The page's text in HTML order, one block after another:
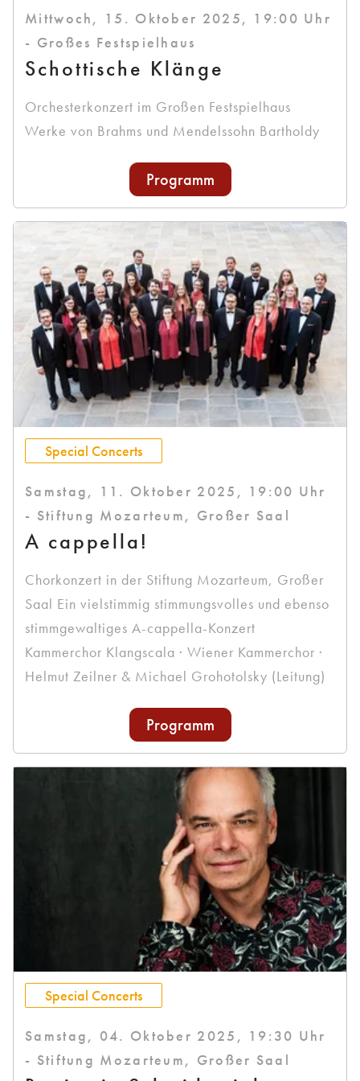
Mittwoch, 15. Oktober 2025, 19:00 Uhr
- Großes Festspielhaus
Schottische Klänge
Orchesterkonzert im Großen Festspielhaus
Werke von Brahms und Mendelssohn Bartholdy
Programm
Special Concerts
Samstag, 11. Oktober 2025, 19:00 Uhr
- Stiftung Mozarteum, Großer Saal
A cappella!
Chorkonzert in der Stiftung Mozarteum, Großer
Saal Ein vielstimmig stimmungsvolles und ebenso
stimmgewaltiges A-cappella-Konzert
Kammerchor Klangscala · Wiener Kammerchor ·
Helmut Zeilner & Michael Grohotolsky (Leitung)
Programm
Special Concerts
Samstag, 04. Oktober 2025, 19:30 Uhr
- Stiftung Mozarteum, Großer Saal